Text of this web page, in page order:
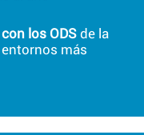
los ODSde la
más